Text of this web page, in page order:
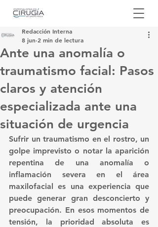
Ante una anomalía o
traumatismo facial: Pasos
claros y atención
especializada ante una
situación de urgencia
Redacción Interna
8 jun 2 min de lectura
Sufrir un traumatismo en el rostro, un
golpe imprevisto o notar la aparición
repentina de una anomalía o
inflamación severa en el área
maxilofacial es una experiencia que
puede generar gran desconcierto y
preocupación. En esos momentos de
tensión, la prioridad absoluta es